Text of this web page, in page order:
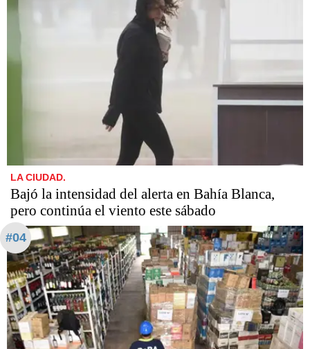
LA CIUDAD.
Bajó la intensidad del alerta en Bahía Blanca,
pero continúa el viento este sábado
#04